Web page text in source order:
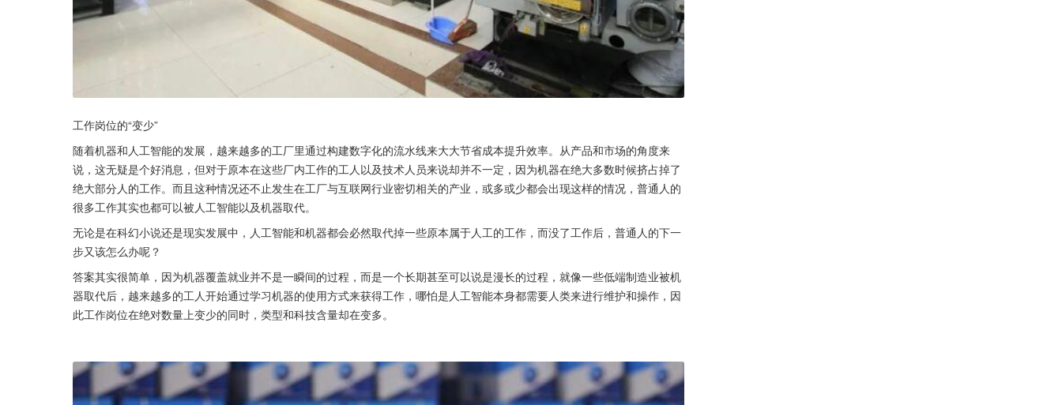
工作岗位的“变少”
随着机器和人工智能的发展，越来越多的工厂里通过构建数字化的流水线来大大节省成本提升效率。从产品和市场的角度来
说，这无疑是个好消息，但对于原本在这些厂内工作的工人以及技术人员来说却并不一定，因为机器在绝大多数时候挤占掉了
绝大部分人的工作。而且这种情况还不止发生在工厂与互联网行业密切相关的产业，或多或少都会出现这样的情况，普通人的
很多工作其实也都可以被人工智能以及机器取代。
无论是在科幻小说还是现实发展中，人工智能和机器都会必然取代掉一些原本属于人工的工作，而没了工作后，普通人的下一
步又该怎么办呢？
答案其实很简单，因为机器覆盖就业并不是一瞬间的过程，而是一个长期甚至可以说是漫长的过程，就像一些低端制造业被机
器取代后，越来越多的工人开始通过学习机器的使用方式来获得工作，哪怕是人工智能本身都需要人类来进行维护和操作，因
此工作岗位在绝对数量上变少的同时，类型和科技含量却在变多。